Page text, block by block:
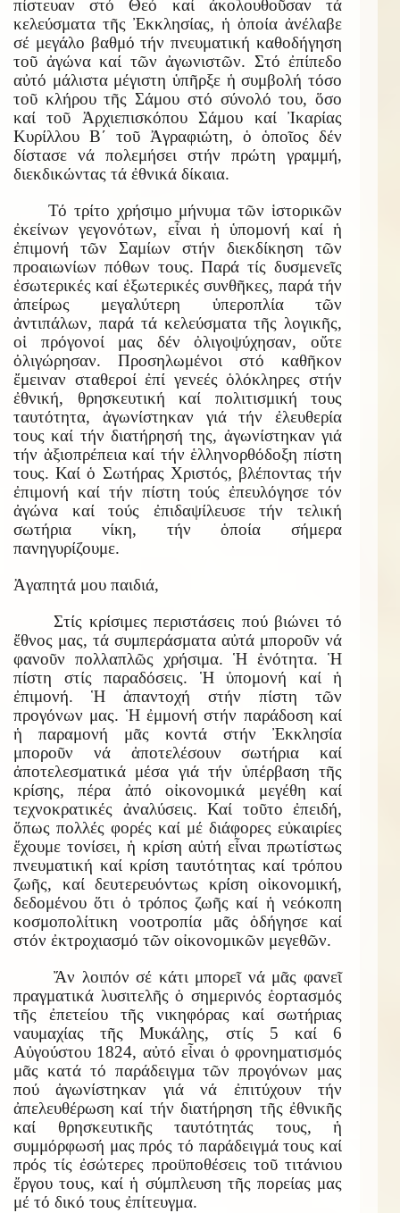
πίστευαν στό Θεό καί ἀκολουθοῦσαν τά
κελεύσματα τῆς Ἐκκλησίας, ἡ ὁποία ἀνέλαβε
σέ μεγάλο βαθμό τήν πνευματική καθοδήγηση
τοῦ ἀγώνα καί τῶν ἀγωνιστῶν. Στό ἐπίπεδο
αὐτό μάλιστα μέγιστη ὑπῆρξε ἡ συμβολή τόσο
τοῦ κλήρου τῆς Σάμου στό σύνολό του, ὅσο
καί τοῦ Ἀρχιεπισκόπου Σάμου καί Ἰκαρίας
Κυρίλλου Β΄ τοῦ Ἀγραφιώτη, ὁ ὁποῖος δέν
δίστασε νά πολεμήσει στήν πρώτη γραμμή,
διεκδικώντας τά ἐθνικά δίκαια.
Τό τρίτο χρήσιμο μήνυμα τῶν ἱστορικῶν
ἐκείνων γεγονότων, εἶναι ἡ ὑπομονή καί ἡ
ἐπιμονή τῶν Σαμίων στήν διεκδίκηση τῶν
προαιωνίων πόθων τους. Παρά τίς δυσμενεῖς
ἐσωτερικές καί ἐξωτερικές συνθῆκες, παρά τήν
ἀπείρως μεγαλύτερη ὑπεροπλία τῶν
ἀντιπάλων, παρά τά κελεύσματα τῆς λογικῆς,
οἱ πρόγονοί μας δέν ὀλιγοψύχησαν, οὔτε
ὀλιγώρησαν. Προσηλωμένοι στό καθῆκον
ἔμειναν σταθεροί ἐπί γενεές ὁλόκληρες στήν
ἐθνική, θρησκευτική καί πολιτισμική τους
ταυτότητα, ἀγωνίστηκαν γιά τήν ἐλευθερία
τους καί τήν διατήρησή της, ἀγωνίστηκαν γιά
τήν ἀξιοπρέπεια καί τήν ἑλληνορθόδοξη πίστη
τους. Καί ὁ Σωτήρας Χριστός, βλέποντας τήν
ἐπιμονή καί τήν πίστη τούς ἐπευλόγησε τόν
ἀγώνα καί τούς ἐπιδαψίλευσε τήν τελική
σωτήρια νίκη, τήν ὁποία σήμερα
πανηγυρίζουμε.
Ἀγαπητά μου παιδιά,
Στίς κρίσιμες περιστάσεις πού βιώνει τό
ἔθνος μας, τά συμπεράσματα αὐτά μποροῦν νά
φανοῦν πολλαπλῶς χρήσιμα. Ἡ ἑνότητα. Ἡ
πίστη στίς παραδόσεις. Ἡ ὑπομονή καί ἡ
ἐπιμονή. Ἡ ἀπαντοχή στήν πίστη τῶν
προγόνων μας. Ἡ ἐμμονή στήν παράδοση καί
ἡ παραμονή μᾶς κοντά στήν Ἐκκλησία
μποροῦν νά ἀποτελέσουν σωτήρια καί
ἀποτελεσματικά μέσα γιά τήν ὑπέρβαση τῆς
κρίσης, πέρα ἀπό οἰκονομικά μεγέθη καί
τεχνοκρατικές ἀναλύσεις. Καί τοῦτο ἐπειδή,
ὅπως πολλές φορές καί μέ διάφορες εὐκαιρίες
ἔχουμε τονίσει, ἡ κρίση αὐτή εἶναι πρωτίστως
πνευματική καί κρίση ταυτότητας καί τρόπου
ζωῆς, καί δευτερευόντως κρίση οἰκονομική,
δεδομένου ὅτι ὁ τρόπος ζωῆς καί ἡ νεόκοπη
κοσμοπολίτικη νοοτροπία μᾶς ὁδήγησε καί
στόν ἐκτροχιασμό τῶν οἰκονομικῶν μεγεθῶν.
Ἄν λοιπόν σέ κάτι μπορεῖ νά μᾶς φανεῖ
πραγματικά λυσιτελῆς ὁ σημερινός ἑορτασμός
τῆς ἐπετείου τῆς νικηφόρας καί σωτήριας
ναυμαχίας τῆς Μυκάλης, στίς 5 καί 6
Αὐγούστου 1824, αὐτό εἶναι ὁ φρονηματισμός
μᾶς κατά τό παράδειγμα τῶν προγόνων μας
πού ἀγωνίστηκαν γιά νά ἐπιτύχουν τήν
ἀπελευθέρωση καί τήν διατήρηση τῆς ἐθνικῆς
καί θρησκευτικῆς ταυτότητάς τους, ἡ
συμμόρφωσή μας πρός τό παράδειγμά τους καί
πρός τίς ἐσώτερες προϋποθέσεις τοῦ τιτάνιου
ἔργου τους, καί ἡ σύμπλευση τῆς πορείας μας
μέ τό δικό τους ἐπίτευγμα.